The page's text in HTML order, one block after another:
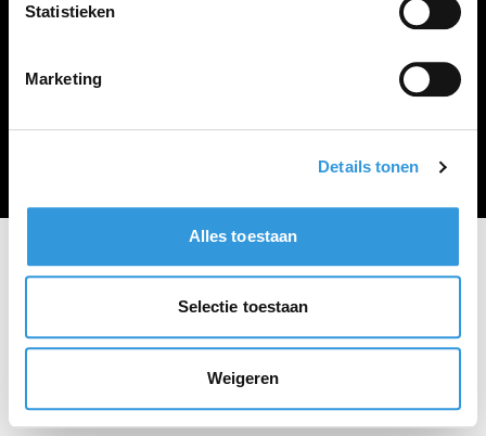
Statistieken
Marketing
Details tonen
Alles toestaan
Selectie toestaan
Weigeren